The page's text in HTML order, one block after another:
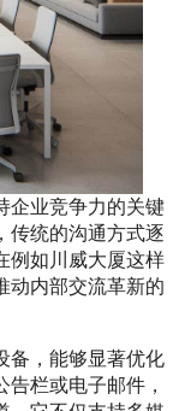
企业竞争力的关键
传统的沟通方式逐
例如川威大厦这样
动内部交流革新的
备，能够显著优化
栏或电子邮件，